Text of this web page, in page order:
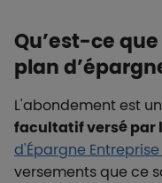
Qu’est-ce
plan
L'abondement est un
facultatif versé par
d'Épargne Entreprise
versements que ce